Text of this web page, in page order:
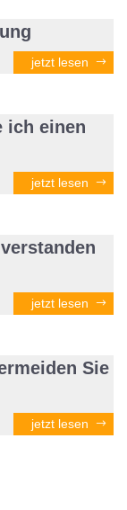
jetzt lesen
ich einen
jetzt lesen
jetzt lesen
Sie
jetzt lesen